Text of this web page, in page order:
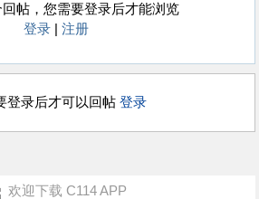
回帖，您需要登录后才能浏览
登录
注册
登录后才可以回帖 登录
欢迎下载 C114 APP